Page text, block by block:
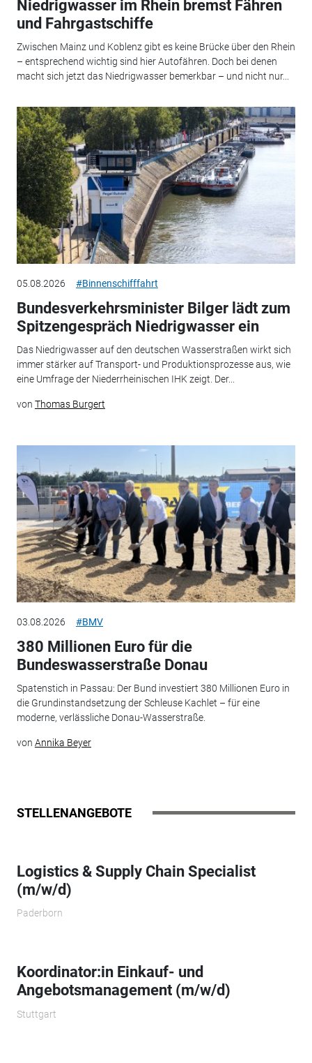
Niedrigwasser im Rhein bremst Fähren
und Fahrgastschiffe
Zwischen Mainz und Koblenz gibt es keine Brücke über den Rhein
– entsprechend wichtig sind hier Autofähren. Doch bei denen
macht sich jetzt das Niedrigwasser bemerkbar – und nicht nur...
05.08.2026 #Binnenschifffahrt
Bundesverkehrsminister Bilger lädt zum
Spitzengespräch Niedrigwasser ein
Das Niedrigwasser auf den deutschen Wasserstraßen wirkt sich
immer stärker auf Transport- und Produktionsprozesse aus, wie
eine Umfrage der Niederrheinischen IHK zeigt. Der...
von Thomas Burgert
03.08.2026 #BMV
380 Millionen Euro für die
Bundeswasserstraße Donau
Spatenstich in Passau: Der Bund investiert 380 Millionen Euro in
die Grundinstandsetzung der Schleuse Kachlet – für eine
moderne, verlässliche Donau-Wasserstraße.
von Annika Beyer
STELLENANGEBOTE
Logistics & Supply Chain Specialist
(m/w/d)
Paderborn
Koordinator:in Einkauf- und
Angebotsmanagement (m/w/d)
Stuttgart